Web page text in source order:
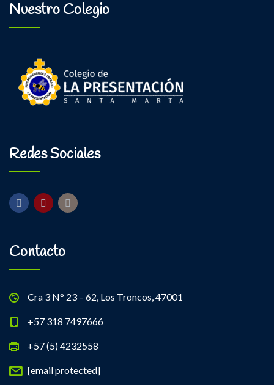
Nuestro Colegio
Redes Sociales
Contacto
Cra 3 N° 23 – 62, Los Troncos, 47001
+57 318 7497666
+57 (5) 4232558
[email protected]